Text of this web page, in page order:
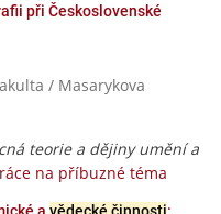
při Československé
/ Masarykova
teorie a dějiny umění a
na příbuzné téma
a vědecké činnosti: